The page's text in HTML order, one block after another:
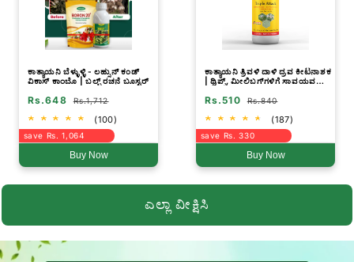
ಕಾತ್ಯಾಯನಿ ಬೆಳ್ಳುಳ್ಳಿ - ಲಹ್ಸುನ್ ಕಂಡ್
ವಿಕಾಸ್ ಕಾಂಬೊ | ಬಲ್ಬ್ ರಚನೆ ಬೂಸ್ಟರ್
Rs.648 Rs.1,712
(100)
save Rs. 1,064
Buy Now
ಕಾತ್ಯಾಯನಿ ತ್ರಿವಳಿ ದಾಳಿ ದ್ರವ ಕೀಟನಾಶಕ
| ಥ್ರಿಪ್ಸ್, ಮೀಲಿಬಗ್‌ಗಳಿಗೆ ಸಾವಯವ
Rs.510 Rs.840
(187)
save Rs. 330
Buy Now
ಎಲ್ಲಾ ವೀಕ್ಷಿಸಿ